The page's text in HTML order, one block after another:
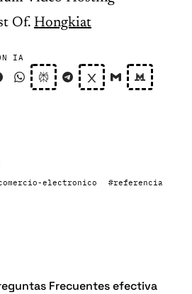
Of. Hongkiat
IA
electronico
#referencia
Frecuentes efectiva